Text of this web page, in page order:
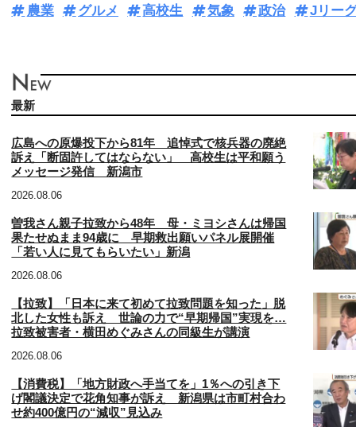
農業
グルメ 高校生 気象 政治 Jリー
最新
広島への原爆投下から81年 追悼式で核兵器の廃絶
訴え「断固許してはならない」 高校生は平和願う
メッセージ発信 新潟市
2026.08.06
曽我さん親子拉致から48年 母・ミヨシさんは帰国
果たせぬまま94歳に 早期救出願いパネル展開催
「若い人に見てもらいたい」新潟
2026.08.06
【拉致】「日本に来て初めて拉致問題を知った」脱
北した女性も訴え 世論の力で“早期帰国”実現を…
拉致被害者・横田めぐみさんの同級生が講演
2026.08.06
【消費税】「地方財政へ手当てを」1％への引き下
げ閣議決定で花角知事が訴え 新潟県は市町村合わ
せ約400億円の“減収”見込み